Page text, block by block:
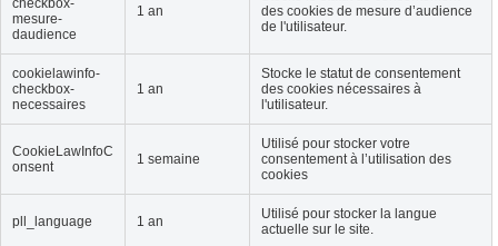
checkbox-
mesure-
daudience
1 an
des cookies de mesure d’audience
de l'utilisateur.
cookielawinfo-
checkbox-
necessaires
1 an
Stocke le statut de consentement
des cookies nécessaires à
l'utilisateur.
CookieLawInfoC
onsent
1 semaine
Utilisé pour stocker votre
consentement à l’utilisation des
cookies
pll_language 1 an
Utilisé pour stocker la langue
actuelle sur le site.